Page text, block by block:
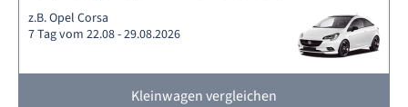
z.B. Opel Corsa
7 Tag vom 22.08 - 29.08.2026
Kleinwagen vergleichen